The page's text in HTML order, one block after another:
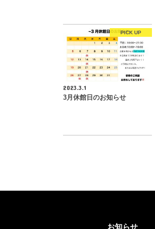
PICK UP
2023.3.1
3月休館日のお知らせ
お知らせ